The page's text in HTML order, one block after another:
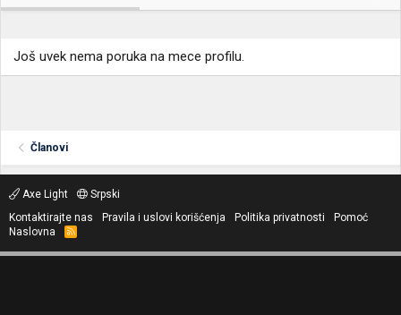
Još uvek nema poruka na mece profilu.
Članovi
Axe Light
Srpski
Kontaktirajte nas
Pravila i uslovi korišćenja Politika privatnosti
Pomoć
Naslovna
R
S